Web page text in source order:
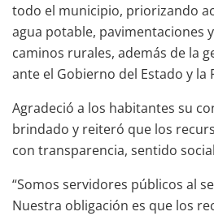
todo el municipio, priorizando
agua potable, pavimentaciones
caminos rurales, además de la
ante el Gobierno del Estado y la
Agradeció a los habitantes su
brindado y reiteró que los
con transparencia, sentido
“Somos servidores públicos al
Nuestra obligación es que los